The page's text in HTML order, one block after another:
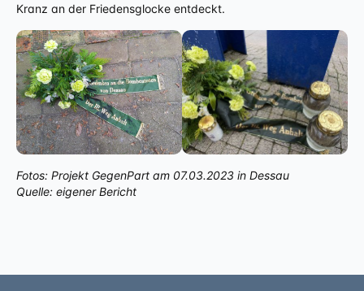
Kranz an der Friedensglocke entdeckt.
Fotos: Projekt GegenPart am 07.03.2023 in Dessau
Quelle: eigener Bericht